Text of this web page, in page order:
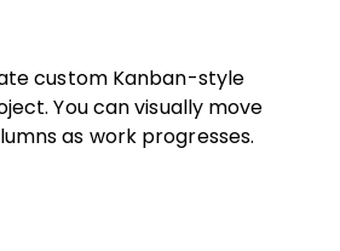
custom Kanban-style
You can visually move
as work progresses.